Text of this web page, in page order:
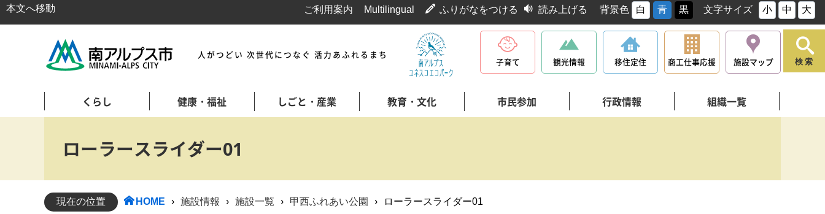
本文へ移動 ご利用案内 Multilingual ふりがなをつける 読み上げる 背景色 白 青 黒 文字サイズ 小 中 大
人がつどい 次世代につなぐ 活力あふれるまち
子育て 観光情報 移住定住 商工仕事応援 施設マップ
くらし 健康・福祉 しごと・産業 教育・文化 市民参加 行政情報 組織一覧
検索
ローラースライダー01
現在の位置 HOME › 施設情報 › 施設一覧 › 甲西ふれあい公園 › ローラースライダー01